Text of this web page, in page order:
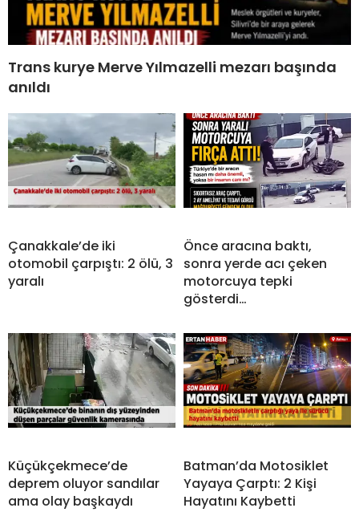
Trans kurye Merve Yılmazelli mezarı başında
anıldı
Çanakkale’de iki
otomobil çarpıştı: 2 ölü, 3
yaralı
Önce aracına baktı,
sonra yerde acı çeken
motorcuya tepki
gösterdi…
Küçükçekmece’de
deprem oluyor sandılar
ama olay başkaydı
Batman’da Motosiklet
Yayaya Çarptı: 2 Kişi
Hayatını Kaybetti